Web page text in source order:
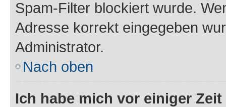
Spam-Filter blockiert wurde.
Adresse korrekt eingegeben
Administrator.
Nach oben
Ich habe mich vor einiger